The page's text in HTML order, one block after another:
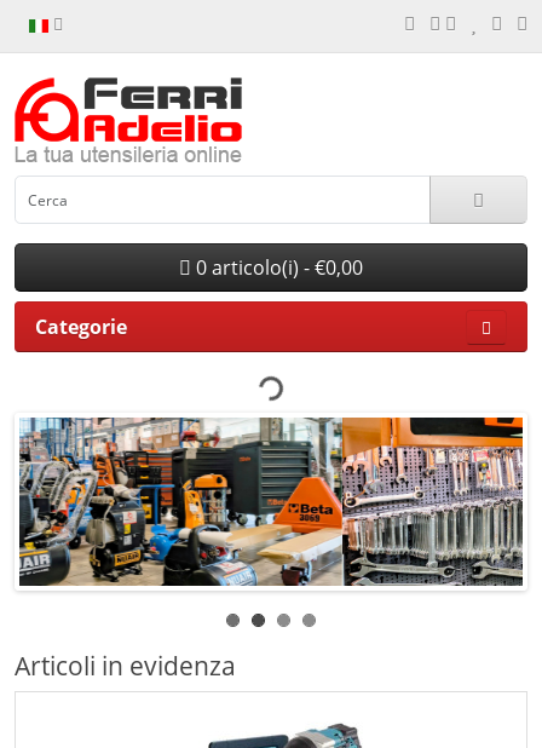
0 articolo(i) - €0,00
Categorie
Articoli in evidenza